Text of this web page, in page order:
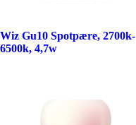
Wiz Gu10 Spotpære, 2700k-
6500k, 4,7w